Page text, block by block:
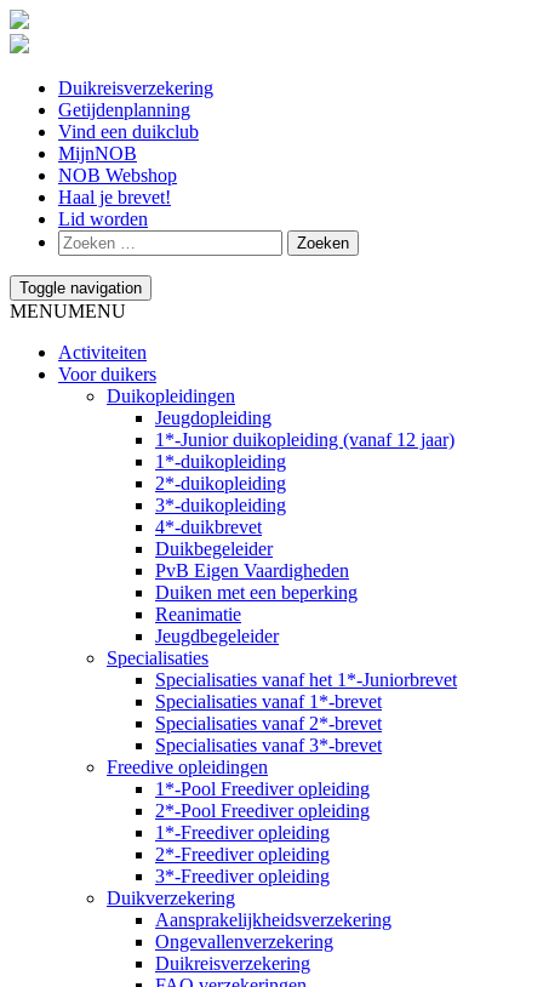
Duikreisverzekering
Getijdenplanning
Vind een duikclub
MijnNOB
NOB Webshop
Haal je brevet!
Lid worden
Toggle navigation
MENUMENU
Activiteiten
Voor duikers
Duikopleidingen
Jeugdopleiding
1*-Junior duikopleiding (vanaf 12 jaar)
1*-duikopleiding
2*-duikopleiding
3*-duikopleiding
4*-duikbrevet
Duikbegeleider
PvB Eigen Vaardigheden
Duiken met een beperking
Reanimatie
Jeugdbegeleider
Specialisaties
Specialisaties vanaf het 1*-Juniorbrevet
Specialisaties vanaf 1*-brevet
Specialisaties vanaf 2*-brevet
Specialisaties vanaf 3*-brevet
Freedive opleidingen
1*-Pool Freediver opleiding
2*-Pool Freediver opleiding
1*-Freediver opleiding
2*-Freediver opleiding
3*-Freediver opleiding
Duikverzekering
Aansprakelijkheidsverzekering
Ongevallenverzekering
Duikreisverzekering